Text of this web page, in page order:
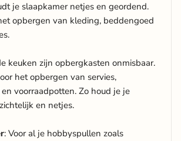
je slaapkamer netjes en geordend.
opbergen van kleding, beddengoed
keuken zijn opbergkasten onmisbaar.
het opbergen van servies,
voorraadpotten. Zo houd je je
en netjes.
: Voor al je hobbyspullen zoals